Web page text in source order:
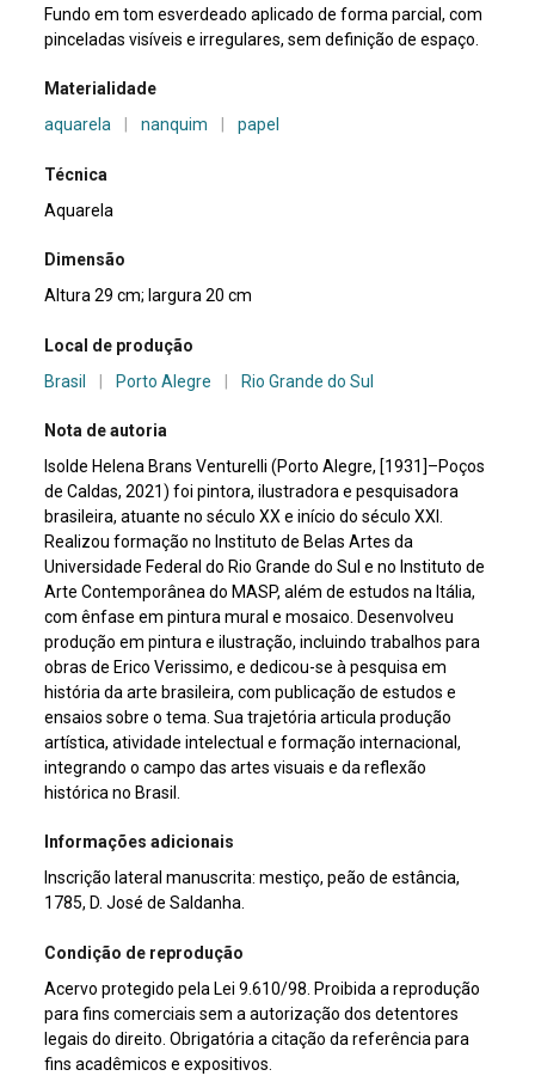
Fundo em tom esverdeado aplicado de forma parcial, com
pinceladas visíveis e irregulares, sem definição de espaço.
Materialidade
aquarela
nanquim papel
Técnica
Aquarela
Dimensão
Altura 29 cm; largura 20 cm
Local de produção
Brasil
| Porto Alegre | Rio Grande do Sul
Nota de autoria
Isolde Helena Brans Venturelli (Porto Alegre, [1931]–Poços
de Caldas, 2021) foi pintora, ilustradora e pesquisadora
brasileira, atuante no século XX e início do século XXI.
Realizou formação no Instituto de Belas Artes da
Universidade Federal do Rio Grande do Sul e no Instituto de
Arte Contemporânea do MASP, além de estudos na Itália,
com ênfase em pintura mural e mosaico. Desenvolveu
produção em pintura e ilustração, incluindo trabalhos para
obras de Erico Verissimo, e dedicou-se à pesquisa em
história da arte brasileira, com publicação de estudos e
ensaios sobre o tema. Sua trajetória articula produção
artística, atividade intelectual e formação internacional,
integrando o campo das artes visuais e da reflexão
histórica no Brasil.
Informações adicionais
Inscrição lateral manuscrita: mestiço, peão de estância,
1785, D. José de Saldanha.
Condição de reprodução
Acervo protegido pela Lei 9.610/98. Proibida a reprodução
para fins comerciais sem a autorização dos detentores
legais do direito. Obrigatória a citação da referência para
fins acadêmicos e expositivos.